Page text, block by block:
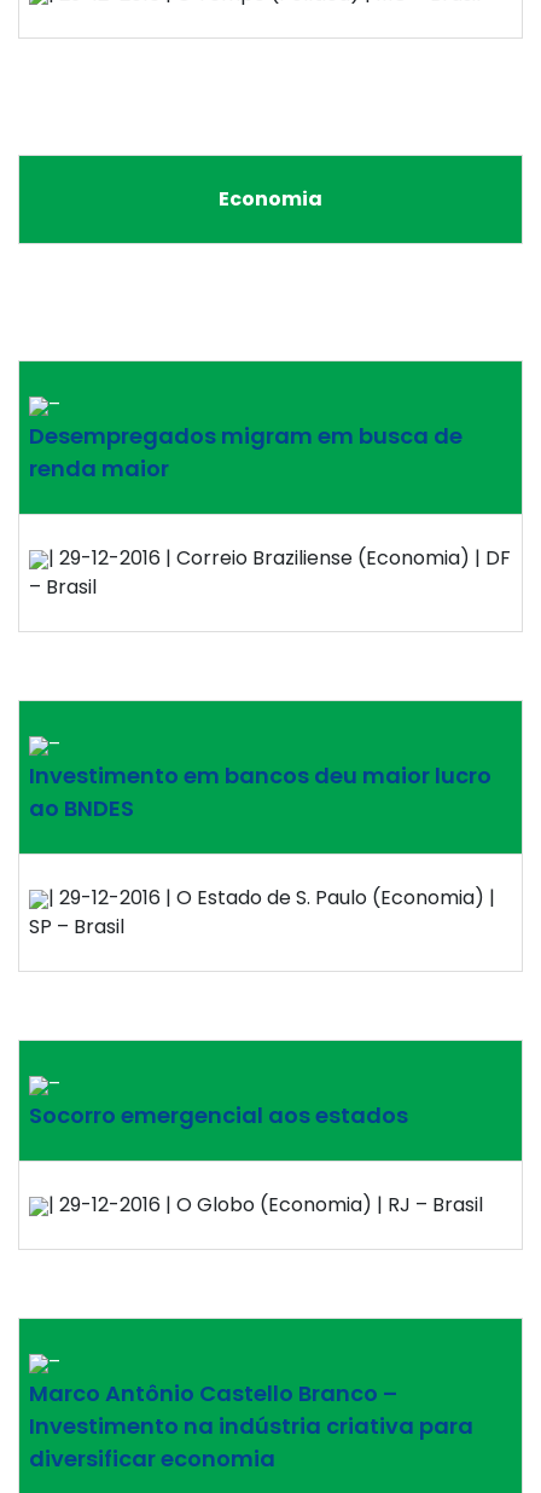
Economia
–
Desempregados migram em busca de
renda maior
| 29-12-2016 | Correio Braziliense (Economia) | DF
– Brasil
–
Investimento em bancos deu maior lucro
ao BNDES
| 29-12-2016 | O Estado de S. Paulo (Economia) |
SP – Brasil
–
Socorro emergencial aos estados
| 29-12-2016 | O Globo (Economia) | RJ – Brasil
–
Marco Antônio Castello Branco –
Investimento na indústria criativa para
diversificar economia